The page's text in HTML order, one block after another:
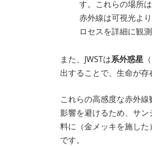
す。これらの場所
赤外線は可視光よ
ロセスを詳細に観測
また、JWSTは系外惑星
出することで、生命が存
これらの高感度な赤外
影響を避けるため、サ
料に（金メッキを施し
です。